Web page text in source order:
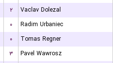
۲
Vaclav Dolezal
۰
Radim Urbaniec
۰
Tomas Regner
۳
Pavel Wawrosz